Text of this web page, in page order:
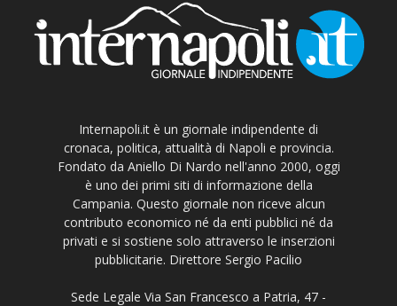
Internapoli.it è un giornale indipendente di
cronaca, politica, attualità di Napoli e provincia.
Fondato da Aniello Di Nardo nell'anno 2000, oggi
è uno dei primi siti di informazione della
Campania. Questo giornale non riceve alcun
contributo economico né da enti pubblici né da
privati e si sostiene solo attraverso le inserzioni
pubblicitarie. Direttore Sergio Pacilio
Sede Legale Via San Francesco a Patria, 47 -